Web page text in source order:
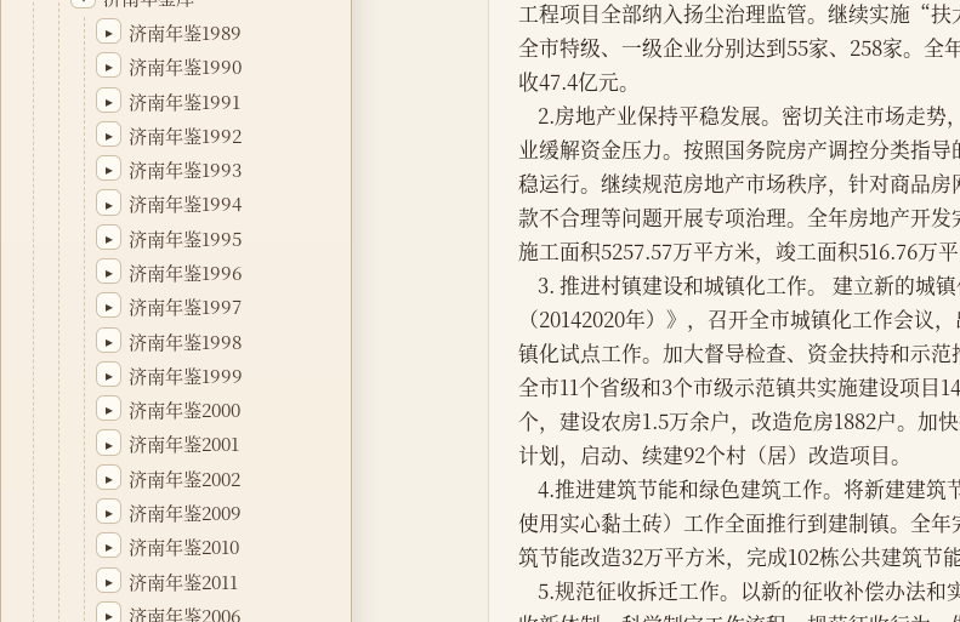
▸ 济南年鉴1989
▸ 济南年鉴1990
▸ 济南年鉴1991
▸ 济南年鉴1992
▸ 济南年鉴1993
▸ 济南年鉴1994
▸ 济南年鉴1995
▸ 济南年鉴1996
▸ 济南年鉴1997
▸ 济南年鉴1998
▸ 济南年鉴1999
▸ 济南年鉴2000
▸ 济南年鉴2001
▸ 济南年鉴2002
▸ 济南年鉴2009
▸ 济南年鉴2010
▸ 济南年鉴2011
▸ 济南年鉴2006